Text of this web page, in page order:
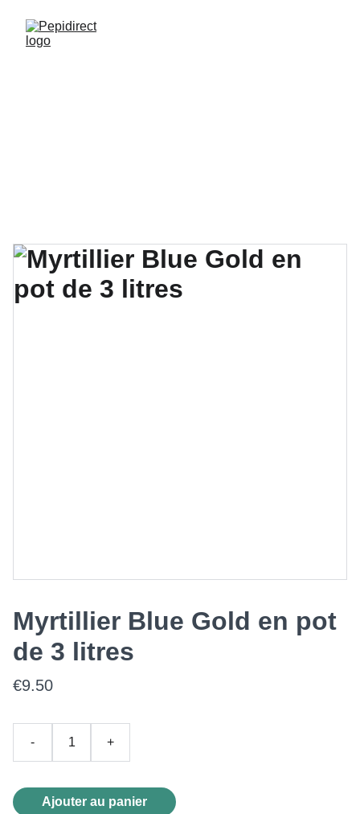
Myrtillier Blue Gold en pot
de 3 litres
€9.50
- +
Ajouter au panier